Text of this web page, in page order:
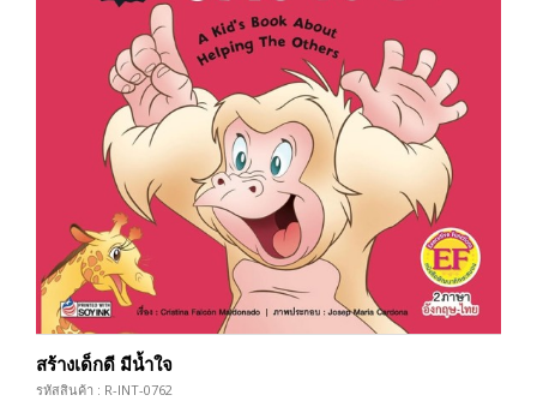
สร้างเด็กดี มีน้ำใจ
รหัสสินค้า : R-INT-0762